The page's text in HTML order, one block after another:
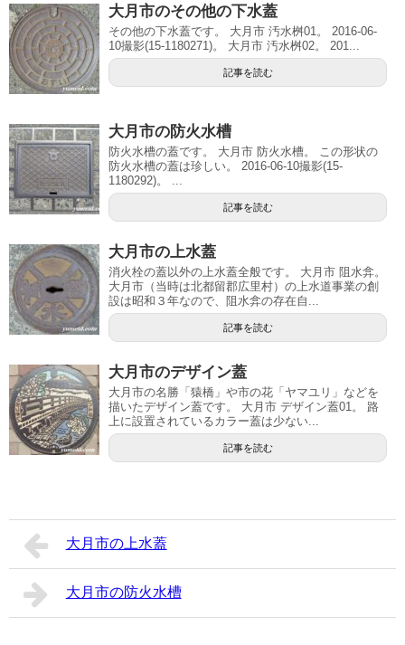
大月市のその他の下水蓋
その他の下水蓋です。 大月市 汚水桝01。 2016-06-
10撮影(15-1180271)。 大月市 汚水桝02。 201...
記事を読む
大月市の防火水槽
防火水槽の蓋です。 大月市 防火水槽。 この形状の
防火水槽の蓋は珍しい。 2016-06-10撮影(15-
1180292)。 ...
記事を読む
大月市の上水蓋
消火栓の蓋以外の上水蓋全般です。 大月市 阻水弇。
大月市（当時は北都留郡広里村）の上水道事業の創
設は昭和３年なので、阻水弇の存在自...
記事を読む
大月市のデザイン蓋
大月市の名勝「猿橋」や市の花「ヤマユリ」などを
描いたデザイン蓋です。 大月市 デザイン蓋01。 路
上に設置されているカラー蓋は少ない...
記事を読む
大月市の上水蓋
大月市の防火水槽